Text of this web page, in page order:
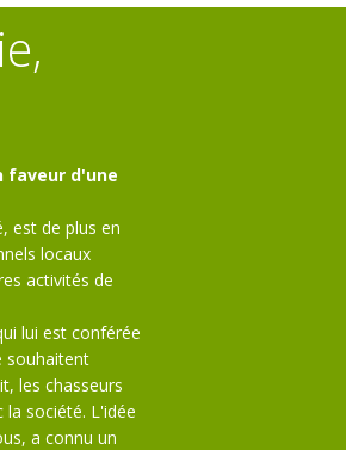
faveur d'une
est de plus en
locaux
activités de
lui est conférée
souhaitent
les chasseurs
société. L'idée
a connu un